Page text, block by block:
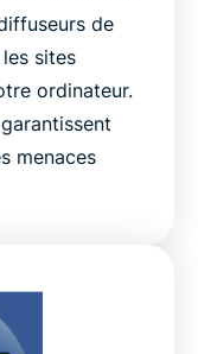
de
sites
ordinateur.
menaces